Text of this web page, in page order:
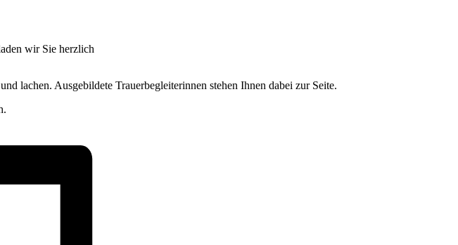
wir Sie herzlich
lachen. Ausgebildete Trauerbegleiterinnen stehen Ihnen dabei zur Seite.